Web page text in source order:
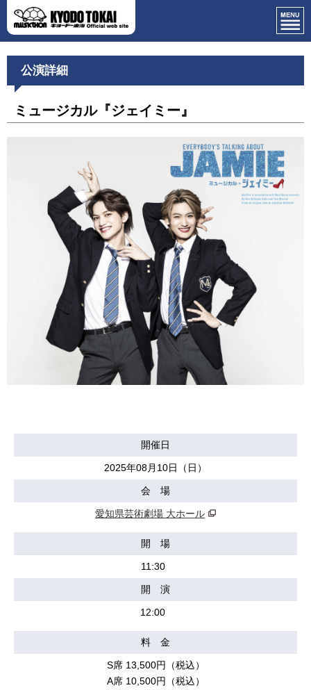
公演詳細
ミュージカル『ジェイミー』
開催日
2025年08月10日（日）
会 場
愛知県芸術劇場 大ホール
開 場
11:30
開 演
12:00
料 金
S席 13,500円（税込）
A席 10,500円（税込）